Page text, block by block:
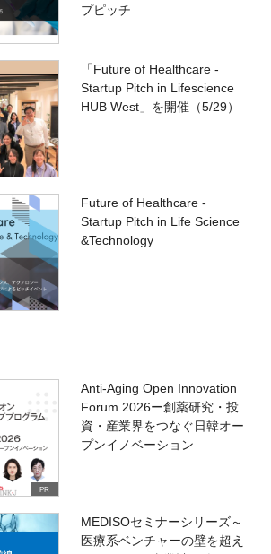
プピッチ
「Future of Healthcare -
Startup Pitch in Lifescience
HUB West」を開催（5/29）
Future of Healthcare -
Startup Pitch in Life Science
&Technology
PR
Anti-Aging Open Innovation
Forum 2026ー創薬研究・投
資・産業界をつなぐ日韓オー
プンイノベーション
MEDISOセミナーシリーズ～
医療系ベンチャーの壁を超え